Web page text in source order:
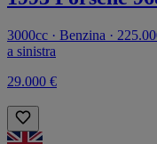
3000cc · Benzina ·
a sinistra
29.000 €